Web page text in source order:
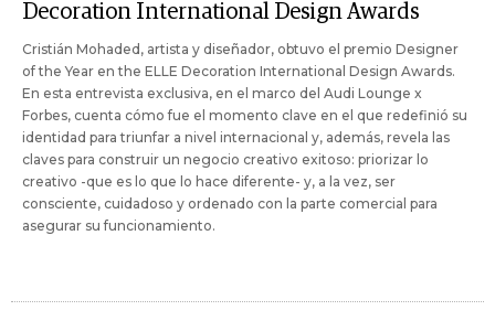
Decoration International Design Awards
Cristián Mohaded, artista y diseñador, obtuvo el premio Designer
of the Year en the ELLE Decoration International Design Awards.
En esta entrevista exclusiva, en el marco del Audi Lounge x
Forbes, cuenta cómo fue el momento clave en el que redefinió su
identidad para triunfar a nivel internacional y, además, revela las
claves para construir un negocio creativo exitoso: priorizar lo
creativo -que es lo que lo hace diferente- y, a la vez, ser
consciente, cuidadoso y ordenado con la parte comercial para
asegurar su funcionamiento.